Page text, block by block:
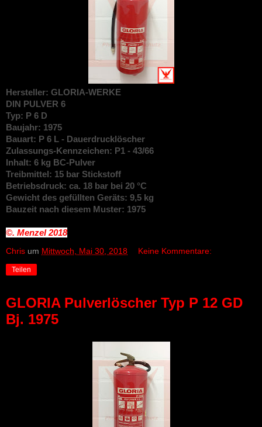
Hersteller: GLORIA-WERKE
DIN PULVER 6
Typ: P 6 D
Baujahr: 1975
Bauart: P 6 L - Dauerdrucklöscher
Zulassungs-Kennzeichen: P1 - 43/66
Inhalt: 6 kg BC-Pulver
Treibmittel: 15 bar Stickstoff
Betriebsdruck: ca. 18 bar bei 20 °C
Gewicht des gefüllten Geräts: 9,5 kg
Bauzeit nach diesem Muster: 1975
©. Menzel2018
Chris um Mittwoch, Mai 30, 2018 Keine Kommentare:
Teilen
GLORIA Pulverlöscher Typ P 12 GD
Bj. 1975